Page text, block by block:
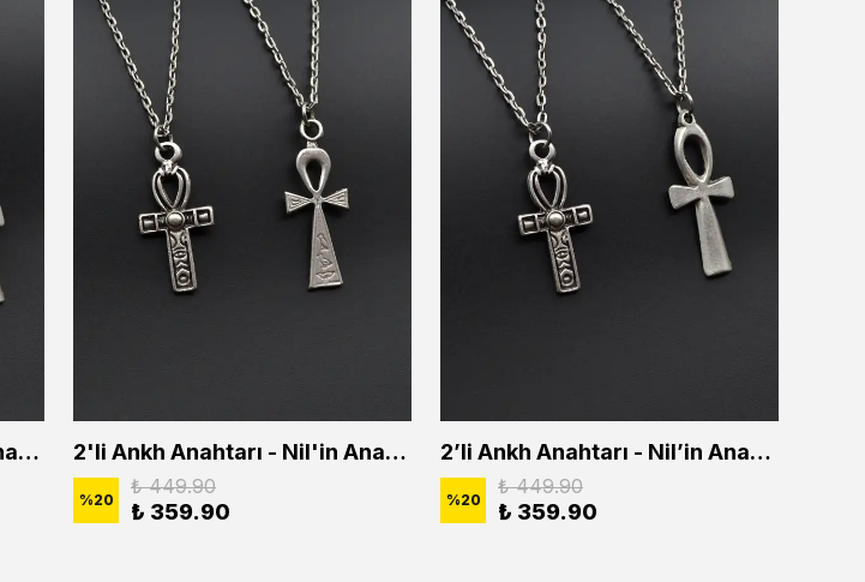
2'li Ankh Anahtarı - Nil'in Anahtarı - Kuru Kafa Erkek Kadın Kolye Seti 2'li Ankh Anahtarı - Nil'in Anahtarı Erkek Kadın Kolye Seti
%20
₺ 449.90
₺ 359.90
2’li Ankh Anahtarı - Nil’in Anahtarı Erkek Kadın Kolye Seti
%20
₺ 449.90
₺ 359.90